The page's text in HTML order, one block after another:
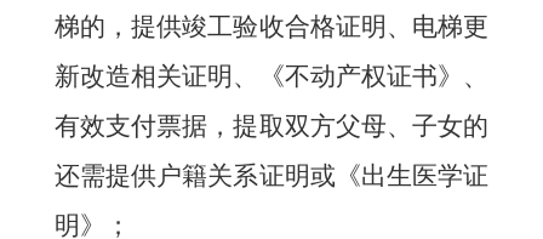
梯的，提供竣工验收合格证明、电梯更
新改造相关证明、《不动产权证书》、
有效支付票据，提取双方父母、子女的
还需提供户籍关系证明或《出生医学证
明》
；